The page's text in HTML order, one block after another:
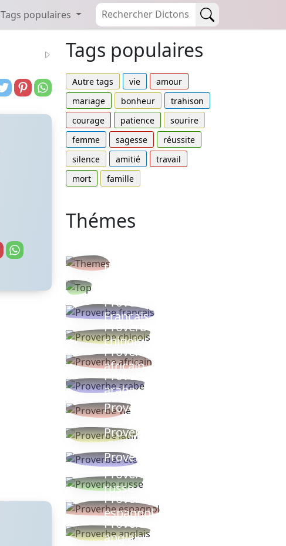
Tags populaires
Tags populaires
Autre tags vie
amour
mariage
bonheur
trahison
courage
patience
sourire
femme
sagesse
réussite
silence
amitié
travail
mort
famille
Thémes
thèmes
Proverbe
Français
Proverbe
chinois
Proverbe
africain
Proverbe
arabe
Proverbe vie
Proverbe latin
Proverbes ete
Proverbe
russe
Proverbe
espagnol
Proverbe
anglais